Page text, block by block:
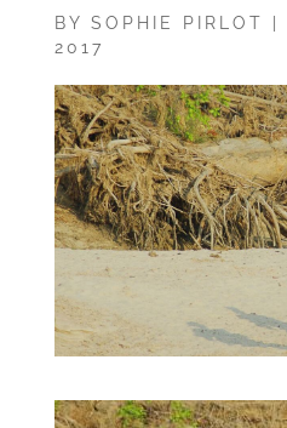
BY SOPHIE PIRLOT
2017